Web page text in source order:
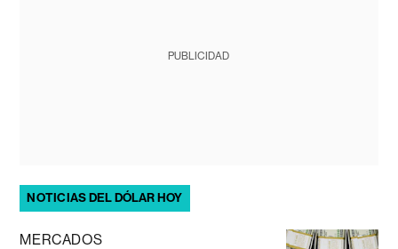
PUBLICIDAD
NOTICIAS DEL DÓLAR HOY
MERCADOS